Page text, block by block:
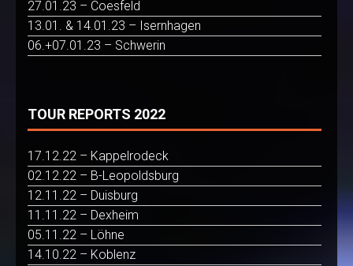
27.01.23 – Coesfeld
13.01. & 14.01.23 – Isernhagen
06.+07.01.23 – Schwerin
TOUR REPORTS 2022
17.12.22 – Kappelrodeck
02.12.22 – B-Leopoldsburg
12.11.22 – Duisburg
11.11.22 – Dexheim
05.11.22 – Löhne
14.10.22 – Koblenz